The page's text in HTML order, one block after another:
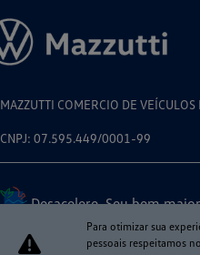
MAZZUTTI COMERCIO DE VEÍCULOS
CNPJ: 07.595.449/0001-99
Desacelere. Seu bem
Para otimizar sua
pessoais respeitamos